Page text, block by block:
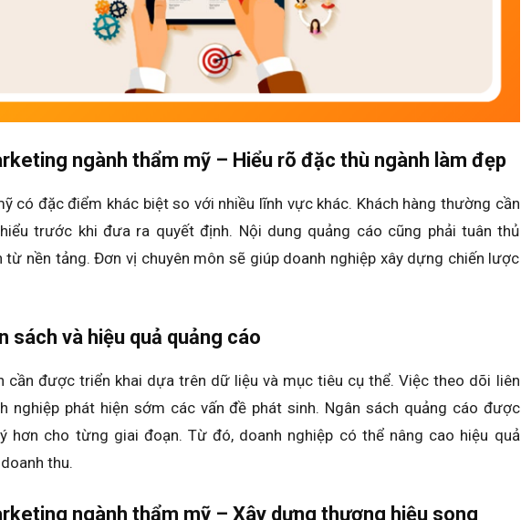
ngành thẩm mỹ – Hiểu rõ đặc thù ngành làm đẹp
có đặc điểm khác biệt so với nhiều lĩnh vực khác. Khách hàng thường cần
trước khi đưa ra quyết định. Nội dung quảng cáo cũng phải tuân thủ
từ nền tảng. Đơn vị chuyên môn sẽ giúp doanh nghiệp xây dựng chiến lược
sách và hiệu quả quảng cáo
cần được triển khai dựa trên dữ liệu và mục tiêu cụ thể. Việc theo dõi liên
nghiệp phát hiện sớm các vấn đề phát sinh. Ngân sách quảng cáo được
hơn cho từng giai đoạn. Từ đó, doanh nghiệp có thể nâng cao hiệu quả
thu.
ngành thẩm mỹ – Xây dựng thương hiệu song